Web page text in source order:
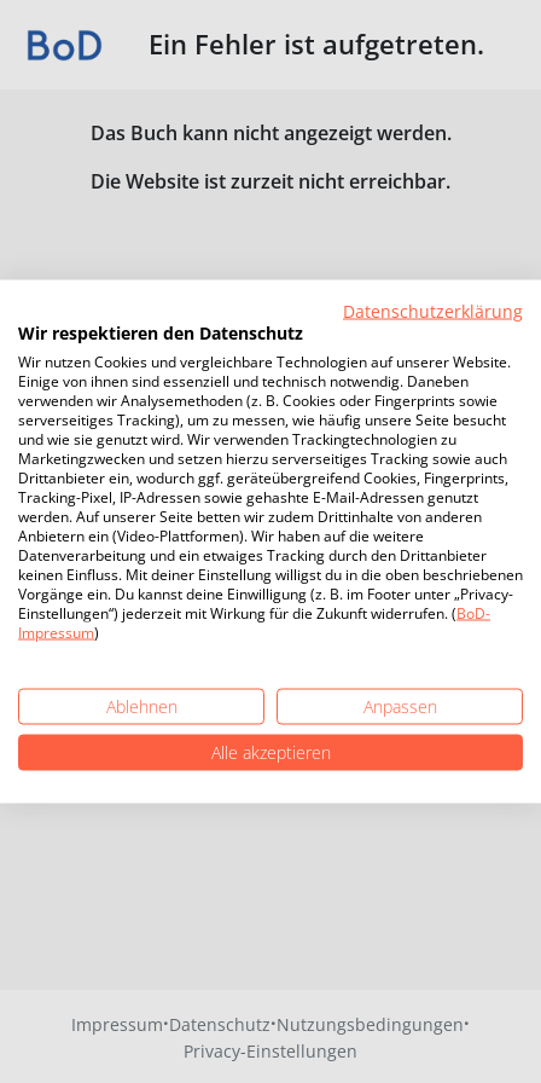
Ein Fehler ist aufgetreten.
Das Buch kann nicht angezeigt werden.
Die Website ist zurzeit nicht erreichbar.
Impressum·Datenschutz·Nutzungsbedingungen·
Privacy-Einstellungen
Datenschutzerklärung
Wir respektieren den Datenschutz
Wir nutzen Cookies und vergleichbare Technologien auf unserer Website.
Einige von ihnen sind essenziell und technisch notwendig. Daneben
verwenden wir Analysemethoden (z. B. Cookies oder Fingerprints sowie
serverseitiges Tracking), um zu messen, wie häufig unsere Seite besucht
und wie sie genutzt wird. Wir verwenden Trackingtechnologien zu
Marketingzwecken und setzen hierzu serverseitiges Tracking sowie auch
Drittanbieter ein, wodurch ggf. geräteübergreifend Cookies, Fingerprints,
Tracking-Pixel, IP-Adressen sowie gehashte E-Mail-Adressen genutzt
werden. Auf unserer Seite betten wir zudem Drittinhalte von anderen
Anbietern ein (Video-Plattformen). Wir haben auf die weitere
Datenverarbeitung und ein etwaiges Tracking durch den Drittanbieter
keinen Einfluss. Mit deiner Einstellung willigst du in die oben beschriebenen
Vorgänge ein. Du kannst deine Einwilligung (z. B. im Footer unter „Privacy-
Einstellungen“) jederzeit mit Wirkung für die Zukunft widerrufen. (BoD-
Impressum)
Ablehnen
Anpassen
Alle akzeptieren